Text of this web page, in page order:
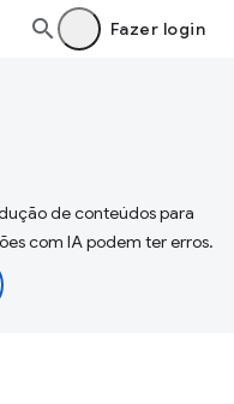
Fazer login
de conteúdos para
com IA podem ter erros.